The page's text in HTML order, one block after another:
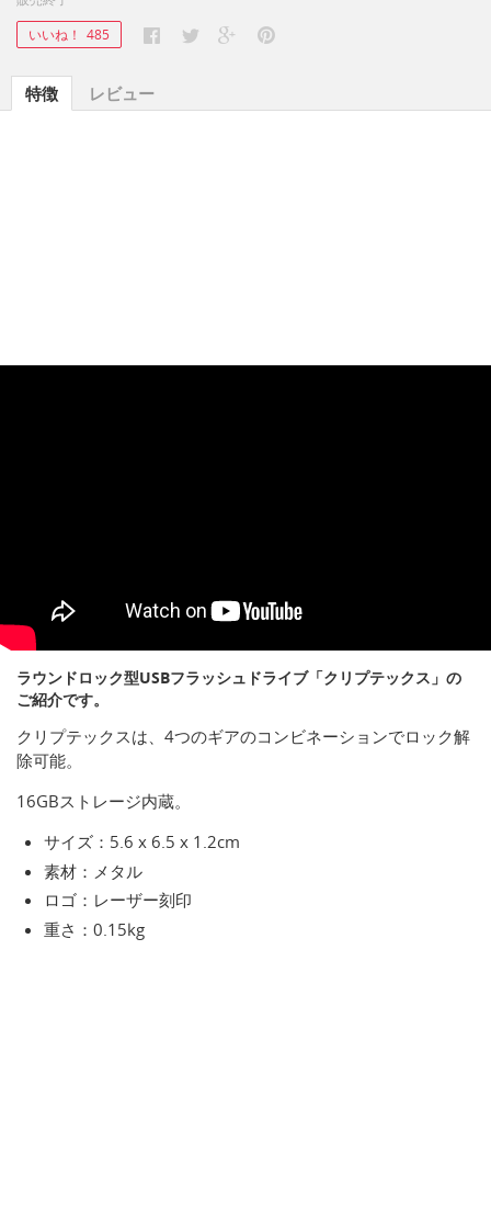
いいね！ 485
特徴 レビュー
ラウンドロック型USBフラッシュドライブ「クリプテックス」の
ご紹介です。
クリプテックスは、4つのギアのコンビネーションでロック解
除可能。
16GBストレージ内蔵。
サイズ：5.6 x 6.5 x 1.2cm
素材：メタル
ロゴ：レーザー刻印
重さ：0.15kg